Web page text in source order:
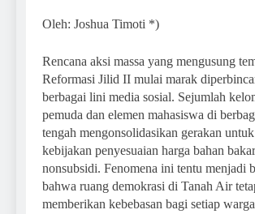
Oleh: Joshua Timoti *)
Rencana aksi massa yang mengusung
Reformasi Jilid II mulai marak
berbagai lini media sosial. Sejumlah
pemuda dan elemen mahasiswa di
tengah mengonsolidasikan gerakan
kebijakan penyesuaian harga bahan
nonsubsidi. Fenomena ini tentu menjadi
bahwa ruang demokrasi di Tanah Air
memberikan kebebasan bagi setiap